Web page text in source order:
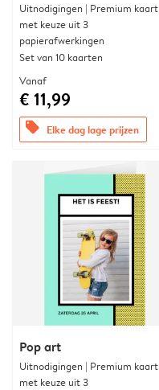
Uitnodigingen | Premium kaart
met keuze uit 3
papierafwerkingen
Set van 10 kaarten
Vanaf
€ 11,99
offers Elke dag lage prijzen
Pop art
Uitnodigingen | Premium kaart
met keuze uit 3